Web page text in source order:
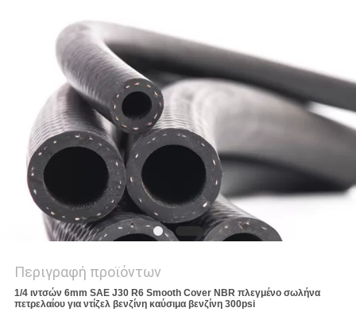
POLICY
Περιγραφή προϊόντων
1/4 ιντσών 6mm SAE J30 R6 Smooth Cover NBR πλεγμένο σωλήνα
πετρελαίου για ντίζελ βενζίνη καύσιμα βενζίνη 300psi